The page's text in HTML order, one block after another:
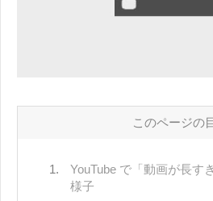
このページの
YouTube で「動画が長す
様子